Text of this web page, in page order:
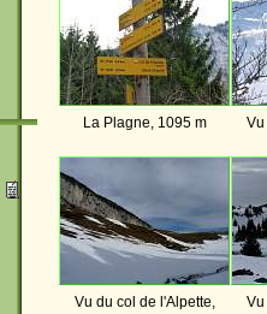
La Plagne, 1095 m Vu
Vu du col de l'Alpette,
Vu